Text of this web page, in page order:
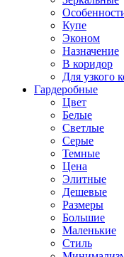
Купе
Эконом
Назначение
В коридор
Для узкого
Гардеробные
Цвет
Белые
Светлые
Серые
Темные
Цена
Элитные
Дешевые
Размеры
Большие
Маленькие
Стиль